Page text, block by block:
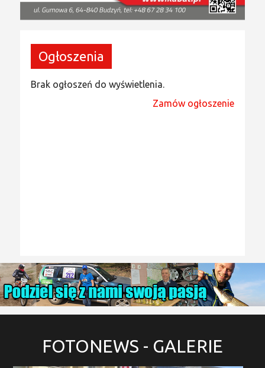
Ogłoszenia
Brak ogłoszeń do wyświetlenia.
Zamów ogłoszenie
FOTONEWS - GALERIE